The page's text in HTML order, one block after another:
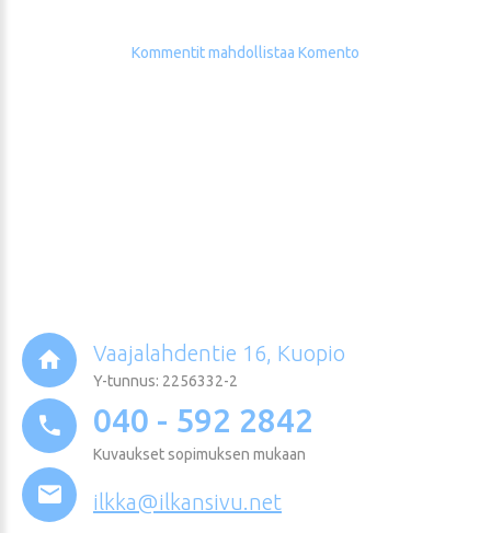
Kommentit mahdollistaa Komento
Vaajalahdentie 16, Kuopio
Y-tunnus: 2256332-2
040 - 592 2842
Kuvaukset sopimuksen mukaan
ilkka@ilkansivu.net